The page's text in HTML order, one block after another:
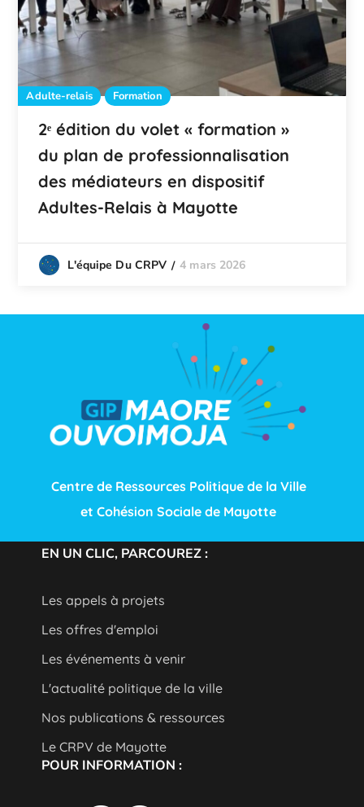
Adulte-relais Formation
2ᵉ édition du volet « formation »
du plan de professionnalisation
des médiateurs en dispositif
Adultes-Relais à Mayotte
L'équipe Du CRPV 4 mars 2026
Centre de Ressources Politique de la Ville
et Cohésion Sociale de Mayotte
EN UN CLIC, PARCOUREZ :
Les appels à projets
Les offres d'emploi
Les événements à venir
L'actualité politique de la ville
Nos publications & ressources
Le CRPV de Mayotte
POUR INFORMATION :